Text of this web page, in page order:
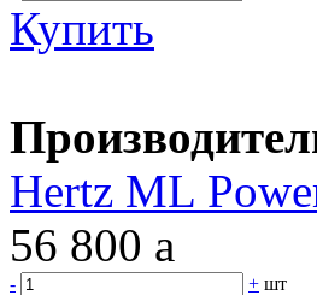
Купить
Hertz ML
56 800 a
- + шт